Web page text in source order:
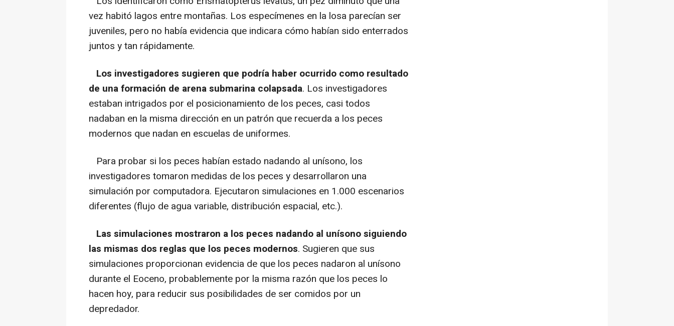
vez habitó lagos entre montañas. Los especímenes en la losa parecían ser
juveniles, pero no había evidencia que indicara cómo habían sido enterrados
juntos y tan rápidamente.
Los investigadores sugieren que podría haber ocurrido como resultado
de una formación de arena submarina colapsada. Los investigadores
estaban intrigados por el posicionamiento de los peces, casi todos
nadaban en la misma dirección en un patrón que recuerda a los peces
modernos que nadan en escuelas de uniformes.
Para probar si los peces habían estado nadando al unísono, los
investigadores tomaron medidas de los peces y desarrollaron una
simulación por computadora. Ejecutaron simulaciones en 1.000 escenarios
diferentes (flujo de agua variable, distribución espacial, etc.).
Las simulaciones mostraron a los peces nadando al unísono siguiendo
las mismas dos reglas que los peces modernos. Sugieren que sus
simulaciones proporcionan evidencia de que los peces nadaron al unísono
durante el Eoceno, probablemente por la misma razón que los peces lo
hacen hoy, para reducir sus posibilidades de ser comidos por un
depredador.